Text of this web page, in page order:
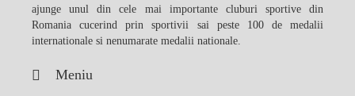
ajunge unul din cele mai importante cluburi sportive din
Romania cucerind prin sportivii sai peste 100 de medalii
internationale si nenumarate medalii nationale.
Meniu